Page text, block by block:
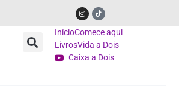
InícioComece aqui
LivrosVida a Dois
Caixa a Dois